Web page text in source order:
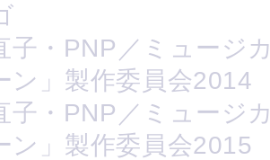
子・PNP／ミュージ
ン」製作委員会2014
子・PNP／ミュージ
ン」製作委員会2015